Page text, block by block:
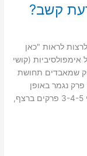
קשב?
גיקית ומופרעת קשב? 🧙‍♀️ 1. זה לרצות לראות "כאן
אימפולסיביות (קושי
שמאבדים תחושת
נגמר באופן
מותח יותר, ככה הסיכוי שאני אוכל להפסיק אחרי 3-4-5 פרקים ברצף,